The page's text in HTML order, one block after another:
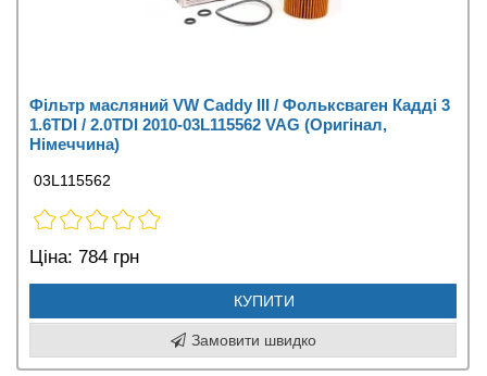
Фільтр масляний VW Caddy III / Фольксваген Кадді 3
1.6TDI / 2.0TDI 2010-03L115562 VAG (Оригінал,
Німеччина)
03L115562
Ціна: 784 грн
КУПИТИ
Замовити швидко